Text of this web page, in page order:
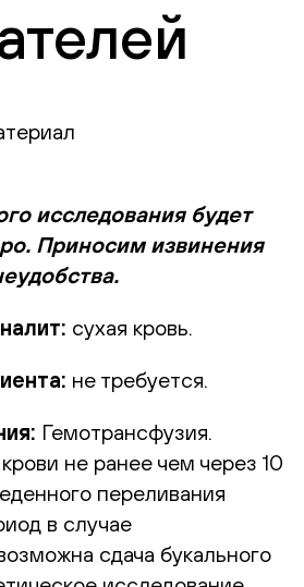
исследования будет
Приносим извинения
сухая кровь.
не требуется.
Гемотрансфузия.
не ранее чем через 10
переливания
в случае
сдача букального